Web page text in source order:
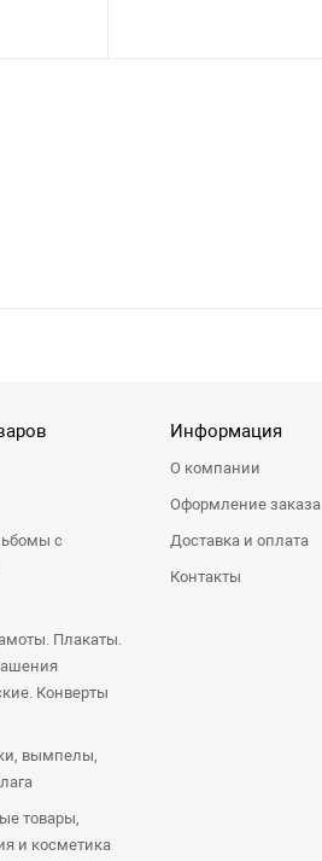
с
Плакаты.
Конверты
вымпелы,
товары,
и косметика
Информация
О компании
Оформление заказа
Доставка и оплата
Контакты